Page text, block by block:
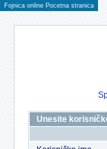
Fojnica online Pocetna stranica
Unesite